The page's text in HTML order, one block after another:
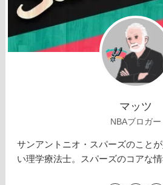
マッツ
NBAブロガー
サンアントニオ・スパーズのこと
い理学療法士。スパーズのコアな情